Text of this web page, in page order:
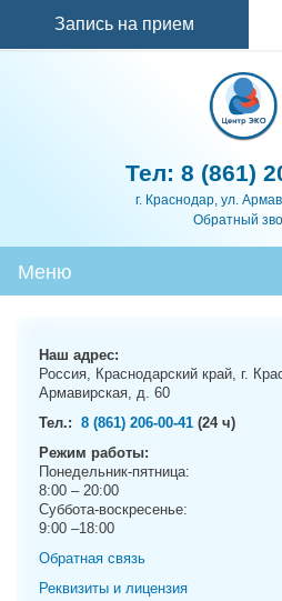
Запись на прием
Тел: 8 (861)
г. Краснодар, ул.
Обратный
Меню
Наш адрес:
Россия, Краснодарский край, г.
Армавирская, д. 60
Тел.: 8 (861) 206-00-41 (24 ч)
Режим работы:
Понедельник-пятница:
8:00 – 20:00
Суббота-воскресенье:
9:00 –18:00
Обратная связь
Реквизиты и лицензия